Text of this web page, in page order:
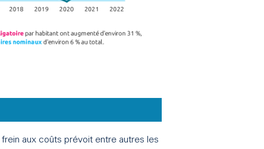
frein aux coûts prévoit entre autres les